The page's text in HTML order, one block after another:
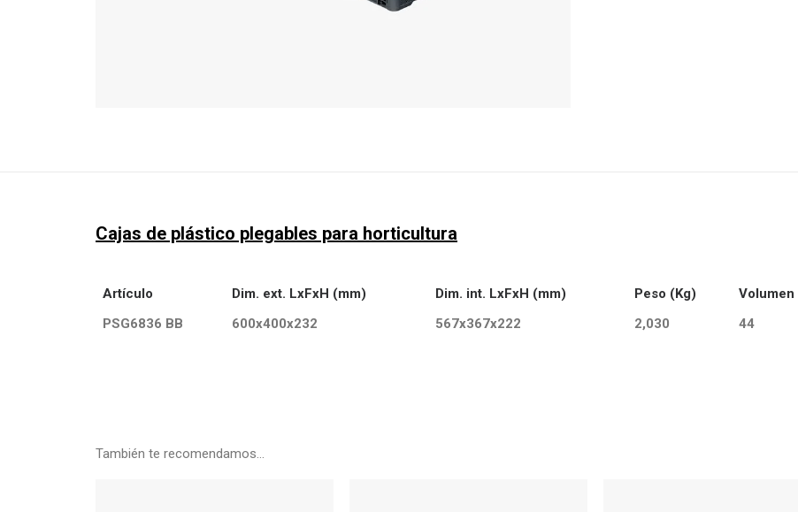
Cajas de plástico plegables para horticultura
Artículo Dim. ext. LxFxH (mm) Dim. int. LxFxH (mm) Peso (Kg)
Volumen
PSG6836 BB
600x400x232 567x367x222 2,030 44
También te recomendamos…